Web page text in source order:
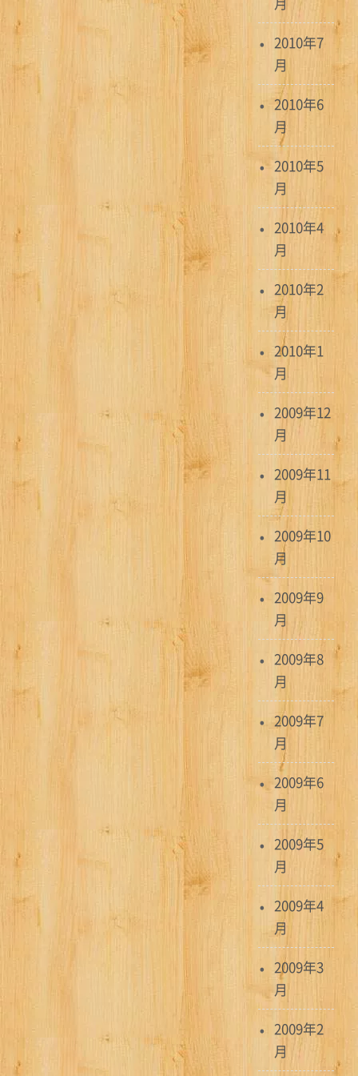
2010年7
月
2010年6
月
2010年5
月
2010年4
月
2010年2
月
2010年1
月
2009年12
月
2009年11
月
2009年10
月
2009年9
月
2009年8
月
2009年7
月
2009年6
月
2009年5
月
2009年4
月
2009年3
月
2009年2
月